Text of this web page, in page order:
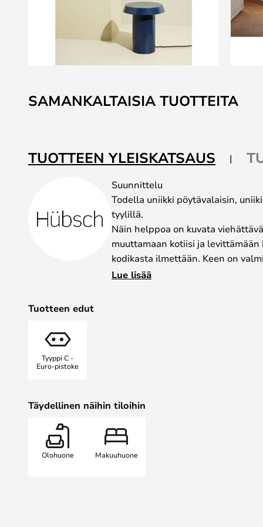
to
the
the
images
SAMANKALTAISIA TUOTTEITA
TUOTTEEN YLEISKATSAUS
Suunnittelu
Todella uniikki pöytävalaisin,
tyylillä.
Näin helppoa on kuvata
muuttamaan kotiisi ja
kodikasta ilmettään. Keen on
aivan kuten Hübschin valaisimelta
Lue lisää
Tuotteen edut
Tyyppi C -
Euro-pistoke
Täydellinen näihin tiloihin
Olohuone Makuuhuone